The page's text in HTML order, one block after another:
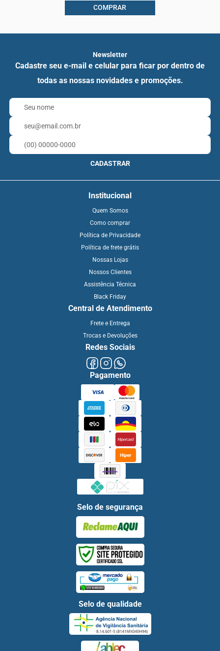
COMPRAR
Newsletter
Cadastre seu e-mail e celular para ficar por dentro de
todas as nossas novidades e promoções.
CADASTRAR
Institucional
Quem Somos
Como comprar
Política de Privacidade
Política de frete grátis
Nossas Lojas
Nossos Clientes
Assistência Técnica
Black Friday
Central de Atendimento
Frete e Entrega
Trocas e Devoluções
Redes Sociais
Pagamento
Selo de segurança
Selo de qualidade